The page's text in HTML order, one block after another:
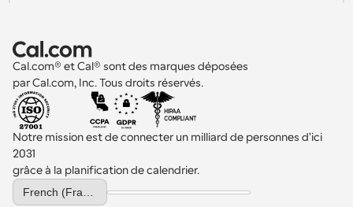
Cal.com® et Cal® sont des marques déposées
par Cal.com, Inc. Tous droits réservés.
Notre mission est de connecter un milliard de personnes d'ici
2031
grâce à la planification de calendrier.
Select Language